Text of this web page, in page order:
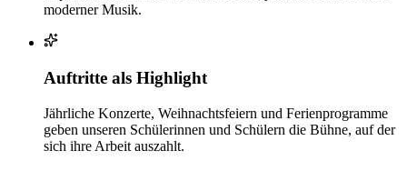
moderner Musik.
Auftritte als Highlight
Jährliche Konzerte, Weihnachtsfeiern und Ferienprogramme
geben unseren Schülerinnen und Schülern die Bühne, auf der
sich ihre Arbeit auszahlt.